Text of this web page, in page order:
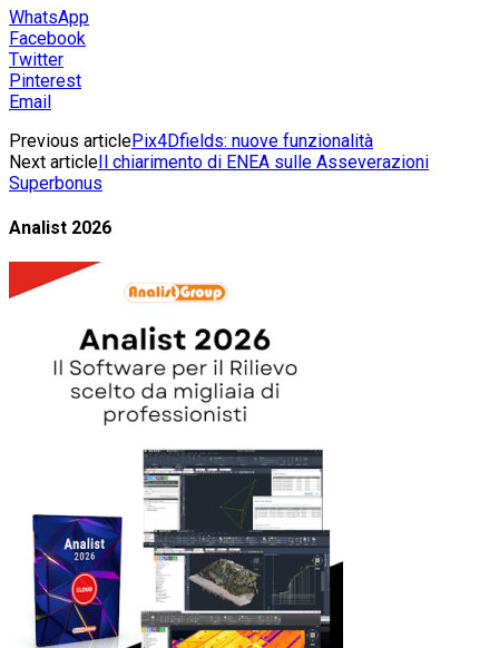
WhatsApp
Facebook
Twitter
Pinterest
Email
Previous articlePix4Dfields: nuove funzionalità
Next articleIl chiarimento di ENEA sulle Asseverazioni
Superbonus
Analist 2026